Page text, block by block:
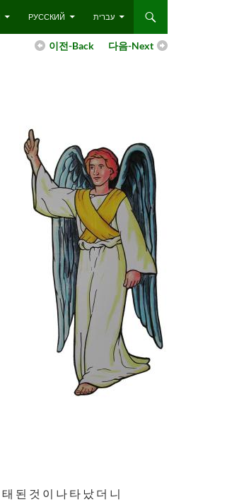
РУССКИЙ עברית
다음-Next
이전-Back
된 것 이 나 타 났 더 니